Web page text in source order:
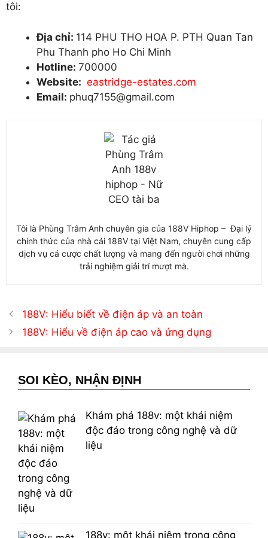
tôi:
Địa chỉ: 114 PHU THO HOA P. PTH Quan Tan
Phu Thanh pho Ho Chi Minh
Hotline: 700000
Website: eastridge-estates.com
Email: phuq7155@gmail.com
Tôi là Phùng Trâm Anh chuyên gia của 188V Hiphop – Đại lý
chính thức của nhà cái 188V tại Việt Nam, chuyên cung cấp
dịch vụ cá cược chất lượng và mang đến người chơi những
trải nghiệm giải trí mượt mà.
188V: Hiểu biết về điện áp và an toàn
188V: Hiểu về điện áp cao và ứng dụng
SOI KÈO, NHẬN ĐỊNH
Khám phá 188v: một khái niệm
độc đáo trong công nghệ và dữ
liệu
188v: một khái niệm trong công